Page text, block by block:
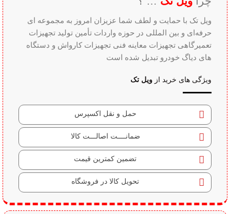
ویل تک با حمایت و لطف شما عزیزان امروز به مجموعه ای
حرفه‌ای و بین‌ المللی در حوزه واردات تأمین تولید تجهیزات
تعمیرگاهی تجهیزات معاینه فنی تجهیزات کارواش و دستگاه
های دیاگ خودرو تبدیل شده است
ویژگی های خرید از ویل تک
حمل و نقل اکسپرس
ضمانــــت اصالـــت کالا
تضمین کمترین قیمت
تحویل کالا در فروشگاه